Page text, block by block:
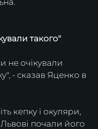
такого"
не очікували
- сказав Яценко в
кепку і окуляри,
почали його